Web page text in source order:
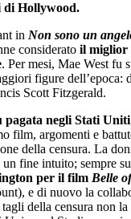
di Hollywood.
in Non sono un
considerato il miglior
. Per mesi, Mae West fu
figure dell’epoca:
Scott Fitzgerald.
pagata negli Stati Uniti
film, argomenti e
della censura. La
un fine intuito; sempre
per il film Belle
e di nuovo la
della censura non la